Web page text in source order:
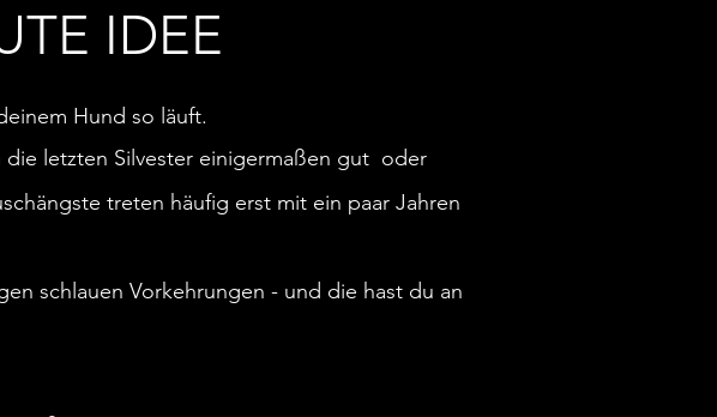
IDEE
Hund so läuft.
die letzten Silvester einigermaßen gut oder
treten häufig erst mit ein paar Jahren
schlauen Vorkehrungen - und die hast du an